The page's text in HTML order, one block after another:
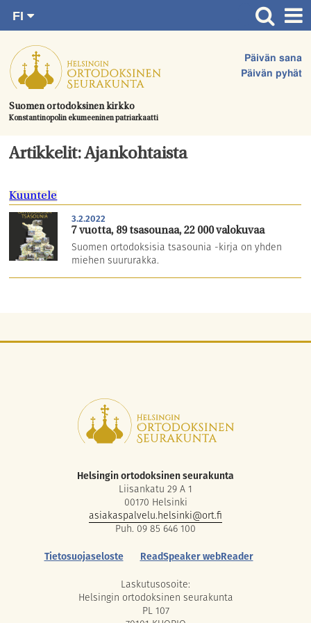
suoraan
sisältöön.
Suomen ortodoksinen kirkko
Konstantinopolin ekumeeninen patriarkaatti
Päivän sana
Päivän pyhät
FI
SV
EN
UA
Etusivu
Ajankohtaista
Juhlat & toimitukset
Kirkot
Tule mukaan
Hautausmaa
Yhteystiedot
Artikkelit: Ajankohtaista
Kuuntele
3.2.2022
7 vuotta, 89 tsasounaa, 22 000 valokuvaa
Suomen ortodoksisia tsasounia -kirja on yhden
miehen suururakka.
Helsingin ortodoksinen seurakunta
Liisankatu 29 A 1
00170 Helsinki
asiakaspalvelu.helsinki@ort.fi
Puh. 09 85 646 100
Tietosuojaseloste
ReadSpeaker webReader
Laskutusosoite:
Helsingin ortodoksinen seurakunta
PL 107